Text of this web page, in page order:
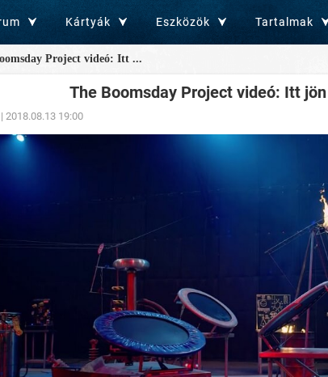
Kártyák Eszközök Tartalmak
Project videó: Itt ...
The Boomsday Project videó: Itt
| 2018.08.13 19:00